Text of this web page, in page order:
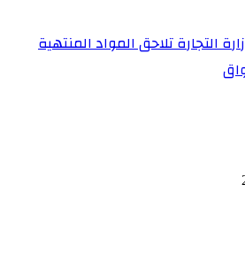
التجارة تلاحق المواد المنتهية